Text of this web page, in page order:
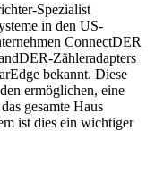
Spezialist
in den US-
ConnectDER
Zähleradapters
bekannt. Diese
ermöglichen, eine
gesamte Haus
ist dies ein wichtiger